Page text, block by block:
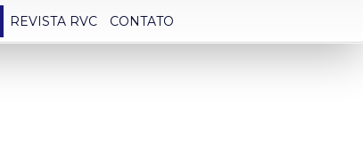
REVISTA RVC CONTATO